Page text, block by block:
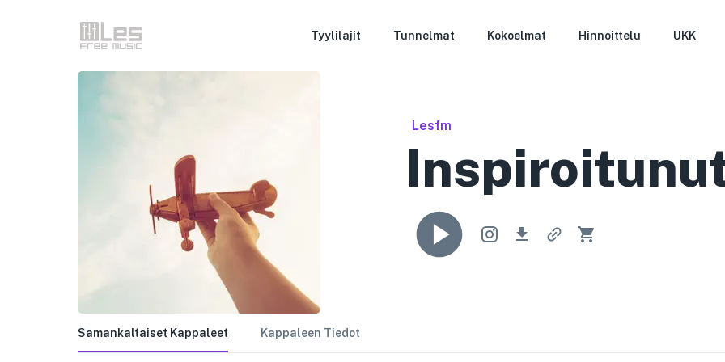
Tyylilajit Tunnelmat Kokoelmat Hinnoittelu UKK
Lesfm
Samankaltaiset Kappaleet Kappaleen Tiedot